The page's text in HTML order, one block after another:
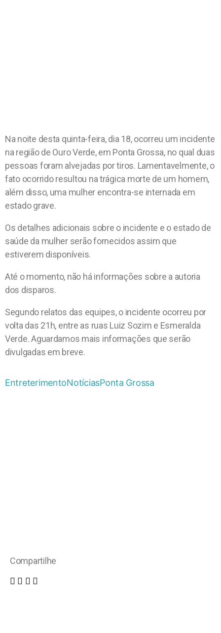
Na noite desta quinta-feira, dia 18, ocorreu um incidente
na região de Ouro Verde, em Ponta Grossa, no qual duas
pessoas foram alvejadas por tiros. Lamentavelmente, o
fato ocorrido resultou na trágica morte de um homem,
além disso, uma mulher encontra-se internada em
estado grave.
Os detalhes adicionais sobre o incidente e o estado de
saúde da mulher serão fornecidos assim que
estiverem disponíveis.
Até o momento, não há informações sobre a autoria
dos disparos.
Segundo relatos das equipes, o incidente ocorreu por
volta das 21h, entre as ruas Luiz Sozim e Esmeralda
Verde. Aguardamos mais informações que serão
divulgadas em breve.
EntreterimentoNotíciasPonta Grossa
Compartilhe